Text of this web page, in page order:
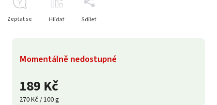
189 Kč
270 Kč / 100 g
Momentálně nedostupné
Zeptat se Hlídat Sdílet